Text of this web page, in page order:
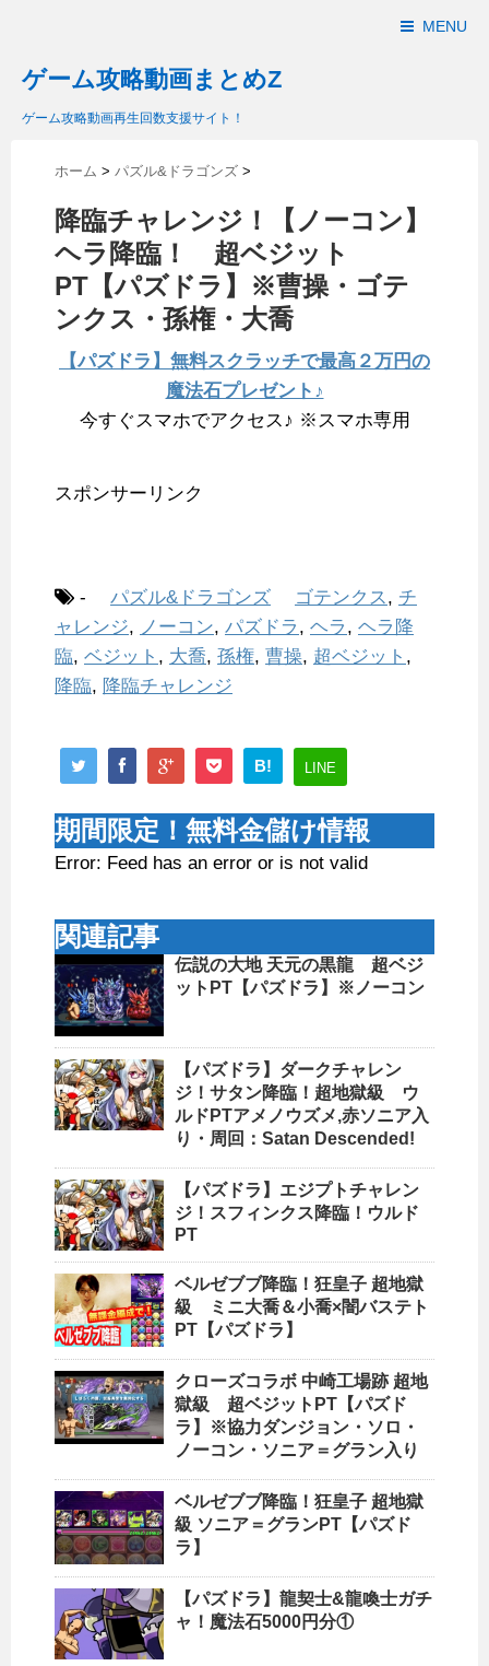
MENU
ゲーム攻略動画まとめZ
ゲーム攻略動画再生回数支援サイト！
ホーム > パズル&ドラゴンズ >
降臨チャレンジ！【ノーコン】
ヘラ降臨！ 超ベジット
PT【パズドラ】※曹操・ゴテ
ンクス・孫権・大喬
【パズドラ】無料スクラッチで最高２万円の
魔法石プレゼント♪
今すぐスマホでアクセス♪ ※スマホ専用
スポンサーリンク
- パズル&ドラゴンズ ゴテンクス, チ
ャレンジ, ノーコン, パズドラ , ヘラ , ヘラ降
臨, ベジット , 大喬, 孫権, 曹操, 超ベジット ,
降臨, 降臨チャレンジ
B! LINE
期間限定！無料金儲け情報
Error: Feed has an error or is not valid
関連記事
伝説の大地 天元の黒龍 超ベジ
ットPT【パズドラ】※ノーコン
【パズドラ】ダークチャレン
ジ！サタン降臨！超地獄級 ウ
ルドPTアメノウズメ,赤ソニア入
り・周回：Satan Descended!
【パズドラ】エジプトチャレン
ジ！スフィンクス降臨！ウルド
PT
ベルゼブブ降臨！狂皇子 超地獄
級 ミニ大喬＆小喬×闇バステト
PT【パズドラ】
クローズコラボ 中崎工場跡 超地
獄級 超ベジットPT【パズド
ラ】※協力ダンジョン・ソロ・
ノーコン・ソニア＝グラン入り
ベルゼブブ降臨！狂皇子 超地獄
級 ソニア＝グランPT【パズド
ラ】
【パズドラ】龍契士&龍喚士ガチ
ャ！魔法石5000円分①